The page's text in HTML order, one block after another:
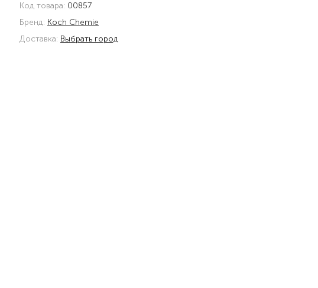
Код товара: 00857
Бренд: Koch Chemie
Доставка: Выбрать город